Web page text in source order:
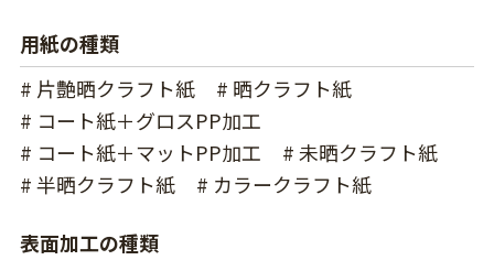
用紙の種類
# 片艶晒クラフト紙
# 晒クラフト紙
# コート紙＋グロスPP加工
# コート紙＋マットPP加工
# 未晒クラフト紙
# 半晒クラフト紙
# カラークラフト紙
表面加工の種類